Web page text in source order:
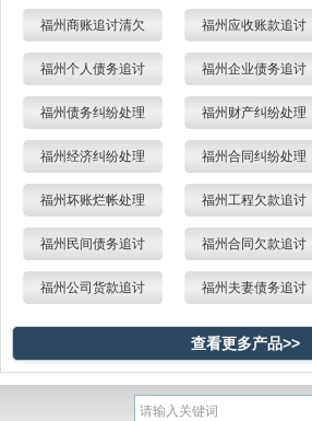
福州商账追讨清欠 福州应收账款追讨
福州个人债务追讨 福州企业债务追讨
福州债务纠纷处理 福州财产纠纷处理
福州经济纠纷处理 福州合同纠纷处理
福州坏账烂帐处理 福州工程欠款追讨
福州民间债务追讨 福州合同欠款追讨
福州公司货款追讨 福州夫妻债务追讨
查看更多产品>>